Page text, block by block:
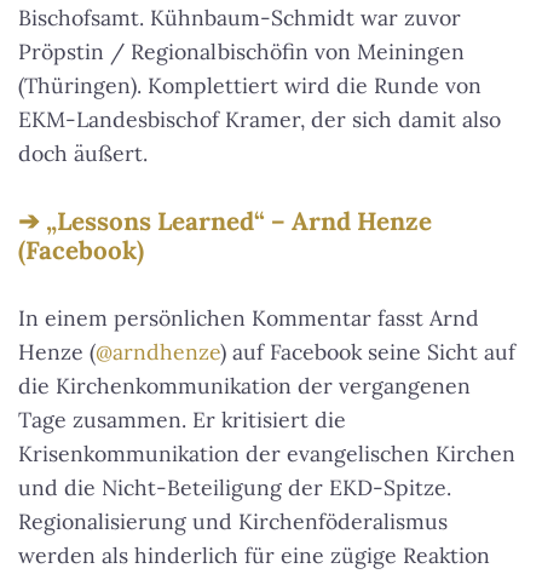
Bischofsamt. Kühnbaum-Schmidt war zuvor
Pröpstin / Regionalbischöfin von Meiningen
(Thüringen). Komplettiert wird die Runde von
EKM-Landesbischof Kramer, der sich damit also
doch äußert.
„Lessons Learned“ – Arnd Henze
(Facebook)
In einem persönlichen Kommentar fasst Arnd
Henze (@arndhenze) auf Facebook seine Sicht auf
die Kirchenkommunikation der vergangenen
Tage zusammen. Er kritisiert die
Krisenkommunikation der evangelischen Kirchen
und die Nicht-Beteiligung der EKD-Spitze.
Regionalisierung und Kirchenföderalismus
werden als hinderlich für eine zügige Reaktion